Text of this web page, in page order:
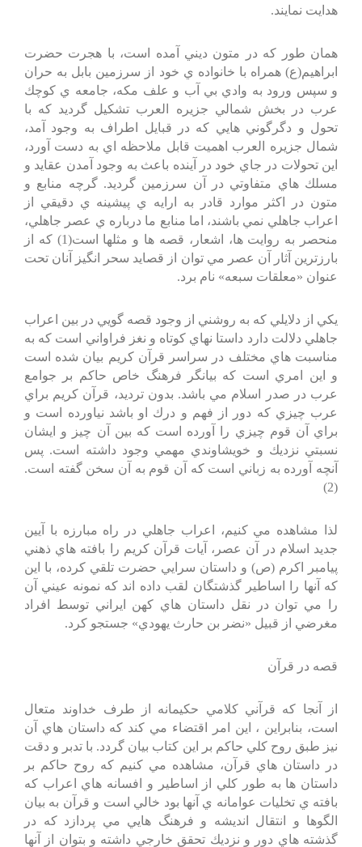
هدايت نمايند.
همان طور كه در متون ديني آمده است، با هجرت حضرت
ابراهيم(ع) همراه با خانواده ي خود از سرزمين بابل به حران
و سپس ورود به وادي بي آب و علف مكه، جامعه ي كوچك
عرب در بخش شمالي جزيره العرب تشكيل گرديد كه با
تحول و دگرگوني هايي كه در قبايل اطراف به وجود آمد،
شمال جزيره العرب اهميت قابل ملاحظه اي به دست آورد،
اين تحولات در جاي خود در آينده باعث به وجود آمدن عقايد و
مسلك هاي متفاوتي در آن سرزمين گرديد. گرچه منابع و
متون در اكثر موارد قادر به ارايه ي پيشينه ي دقيقي از
اعراب جاهلي نمي باشند، اما منابع ما درباره ي عصر جاهلي،
منحصر به روايت ها، اشعار، قصه ها و مثلها است(1) كه از
بارزترين آثار آن عصر مي توان از قصايد سحر انگيز آنان تحت
عنوان «معلقات سبعه» نام برد.
يكي از دلايلي كه به روشني از وجود قصه گويي در بين اعراب
جاهلي دلالت دارد داستا نهاي كوتاه و نغز فراواني است كه به
مناسبت هاي مختلف در سراسر قرآن كريم بيان شده است
و اين امري است كه بيانگر فرهنگ خاص حاكم بر جوامع
عرب در صدر اسلام مي باشد. بدون ترديد، قرآن كريم براي
عرب چيزي كه دور از فهم و درك او باشد نياورده است و
براي آن قوم چيزي را آورده است كه بين آن چيز و ايشان
نسبتي نزديك و خويشاوندي مهمي وجود داشته است. پس
آنچه آورده به زباني است كه آن قوم به آن سخن گفته است.
(2)
لذا مشاهده مي كنيم، اعراب جاهلي در راه مبارزه با آيين
جديد اسلام در آن عصر، آيات قرآن كريم را بافته هاي ذهني
پيامبر اكرم (ص) و داستان سرايي حضرت تلقي كرده، با اين
كه آنها را اساطير گذشتگان لقب داده اند كه نمونه عيني آن
را مي توان در نقل داستان هاي كهن ايراني توسط افراد
مغرضي از قبيل «نضر بن حارث يهودي» جستجو كرد.
قصه در قرآن
از آنجا كه قرآني كلامي حكيمانه از طرف خداوند متعال
است، بنابراين ، اين امر اقتضاء مي كند كه داستان هاي آن
نيز طبق روح كلي حاكم بر اين كتاب بيان گردد. با تدبر و دقت
در داستان هاي قرآن، مشاهده مي كنيم كه روح حاكم بر
داستان ها به طور كلي از اساطير و افسانه هاي اعراب كه
بافته ي تخليات عوامانه ي آنها بود خالي است و قرآن به بيان
الگوها و انتقال انديشه و فرهنگ هايي مي پردازد كه در
گذشته هاي دور و نزديك تحقق خارجي داشته و بتوان از آنها